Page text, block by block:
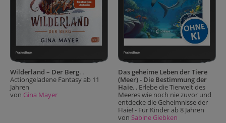
Wilderland – Der Berg. .
Actiongeladene Fantasy ab 11
Jahren
von Gina Mayer
Das geheime Leben der Tiere
(Meer) - Die Bestimmung der
Haie. . Erlebe die Tierwelt des
Meeres wie noch nie zuvor und
entdecke die Geheimnisse der
Haie! - Für Kinder ab 8 Jahren
von Sabine Giebken